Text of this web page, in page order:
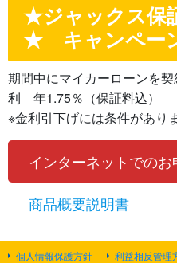
★ジャックス保
★ キャンペー
期間中にマイカーローンを
利 年1.75％（保証料込）
※金利引下げには条件がありま
インターネットでの
商品概要説明書
個人情報保護方針 利益相反管理